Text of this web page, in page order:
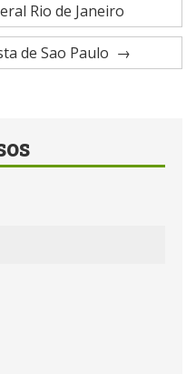
Rio de Janeiro
de Sao Paulo